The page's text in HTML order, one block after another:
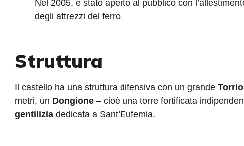
Nel 2005, è stato aperto al pubblico con
degli attrezzi del ferro.
Struttura
Il castello ha una struttura difensiva con un grande
metri, un Dongione – cioè una torre fortificata
gentilizia dedicata a Sant’Eufemia.